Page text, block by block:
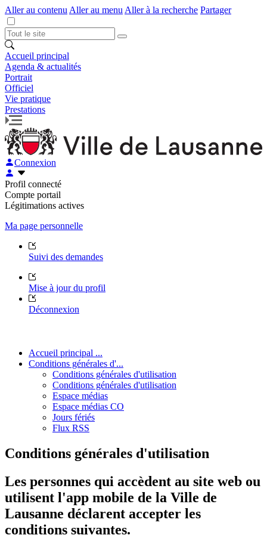
Aller au contenu Aller au menu Aller à la recherche Partager
Accueil principal
Agenda & actualités
Portrait
Officiel
Vie pratique
Prestations
Connexion
Profil connecté
Compte portail
Légitimations actives
Ma page personnelle
Suivi des demandes
Mise à jour du profil
Déconnexion
Accueil principal ...
Conditions générales d'...
Conditions générales d'utilisation
Conditions générales d'utilisation
Espace médias
Espace médias CO
Jours fériés
Flux RSS
Conditions générales d'utilisation
Les personnes qui accèdent au site web ou
utilisent l'app mobile de la Ville de
Lausanne déclarent accepter les
conditions suivantes.